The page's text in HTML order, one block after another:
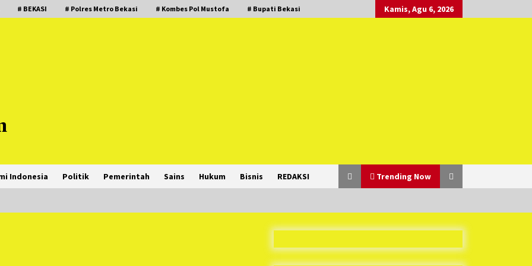
# BEKASI # Polres Metro Bekasi # Kombes Pol Mustofa # Bupati Bekasi Kamis, Agu 6, 2026
Indonesia Politik Pemerintah Sains Hukum Bisnis REDAKSI Trending Now
Tak Dapat Fasilitas yang Sesuai,
Para Peserta Retret Aparatur Desa